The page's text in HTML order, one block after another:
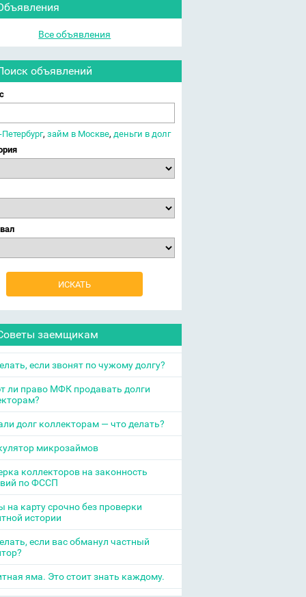
Все объявления
объявлений
, займ в Москве, деньги в долг
заемщикам
если звонят по чужому долгу?
ли право МФК продавать долги
долг коллекторам — что делать?
микрозаймов
коллекторов на законность
по ФССП
на карту срочно без проверки
истории
если вас обманул частный
яма. Это стоит знать каждому.